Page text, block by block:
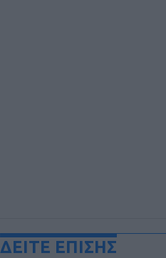
ΔΕΙΤΕ ΕΠΙΣΗΣ